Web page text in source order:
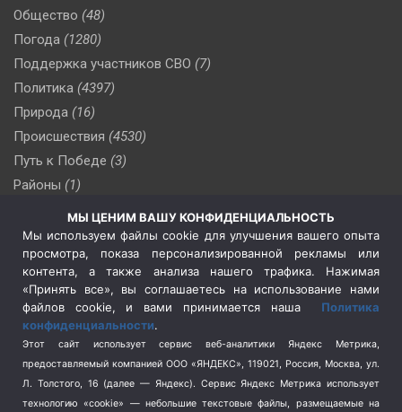
Общество (48)
Погода (1280)
Поддержка участников СВО (7)
Политика (4397)
Природа (16)
Происшествия (4530)
Путь к Победе (3)
Районы (1)
(510)
Сельское хозяйство (3)
Социальная политика
(3)
Спецоперация в Украине
Спецоперация на Украине
(404)
Спорт (740)
Терроризм (1)
Транспорт (262)
МЫ ЦЕНИМ ВАШУ КОНФИДЕНЦИАЛЬНОСТЬ
Мы используем файлы cookie для улучшения вашего опыта
просмотра, показа персонализированной рекламы или
контента, а также анализа нашего трафика. Нажимая
«Принять все», вы соглашаетесь на использование нами
файлов cookie, и вами принимается наша Политика
конфиденциальности.
Этот сайт использует сервис веб-аналитики Яндекс Метрика,
предоставляемый компанией ООО «ЯНДЕКС», 119021, Россия, Москва, ул.
Л. Толстого, 16 (далее — Яндекс). Сервис Яндекс Метрика использует
технологию «cookie» — небольшие текстовые файлы, размещаемые на